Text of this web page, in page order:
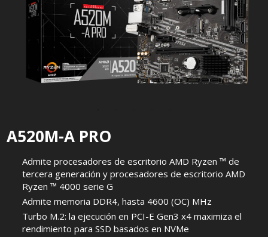
A520M-A PRO
Admite procesadores de escritorio AMD Ryzen ™ de
tercera generación y procesadores de escritorio AMD
Ryzen ™ 4000 serie G
Admite memoria DDR4, hasta 4600 (OC) MHz
Turbo M.2: la ejecución en PCI-E Gen3 x4 maximiza el
rendimiento para SSD basados en NVMe